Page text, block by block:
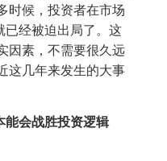
时候，投资者在市场
已经被迫出局了。这
因素，不需要很久远
这几年来发生的大事
能会战胜投资逻辑